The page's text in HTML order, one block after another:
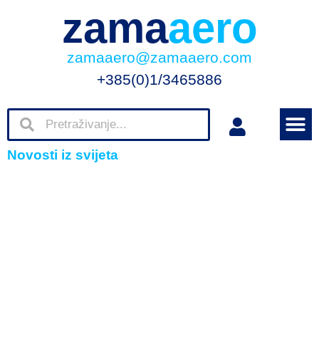
zamaaero
zamaaero@zamaaero.com
+385(0)1/3465886
Novosti iz svijeta